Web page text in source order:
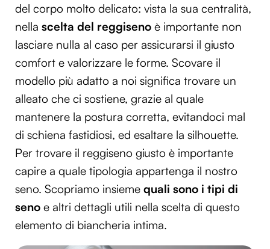
del corpo molto delicato: vista la sua centralità,
nella scelta del reggiseno è importante non
lasciare nulla al caso per assicurarsi il giusto
comfort e valorizzare le forme. Scovare il
modello più adatto a noi significa trovare un
alleato che ci sostiene, grazie al quale
mantenere la postura corretta, evitandoci mal
di schiena fastidiosi, ed esaltare la silhouette.
Per trovare il reggiseno giusto è importante
capire a quale tipologia appartenga il nostro
seno. Scopriamo insieme quali sono i tipi di
seno e altri dettagli utili nella scelta di questo
elemento di biancheria intima.